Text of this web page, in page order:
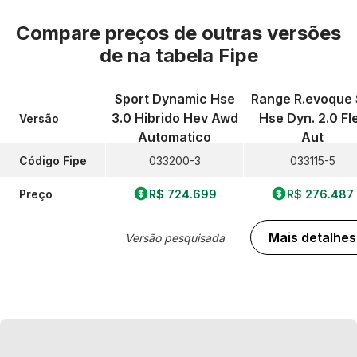
Compare preços de outras versões
de na tabela Fipe
Versão
Código Fipe
Preço
Sport Dynamic Hse
3.0 Hibrido Hev Awd
Automatico
033200-3
R$ 724.699
Versão pesquisada
Range R.evoque
Hse Dyn. 2.0
Aut
033115-5
R$ 276.487
Mais detalhes